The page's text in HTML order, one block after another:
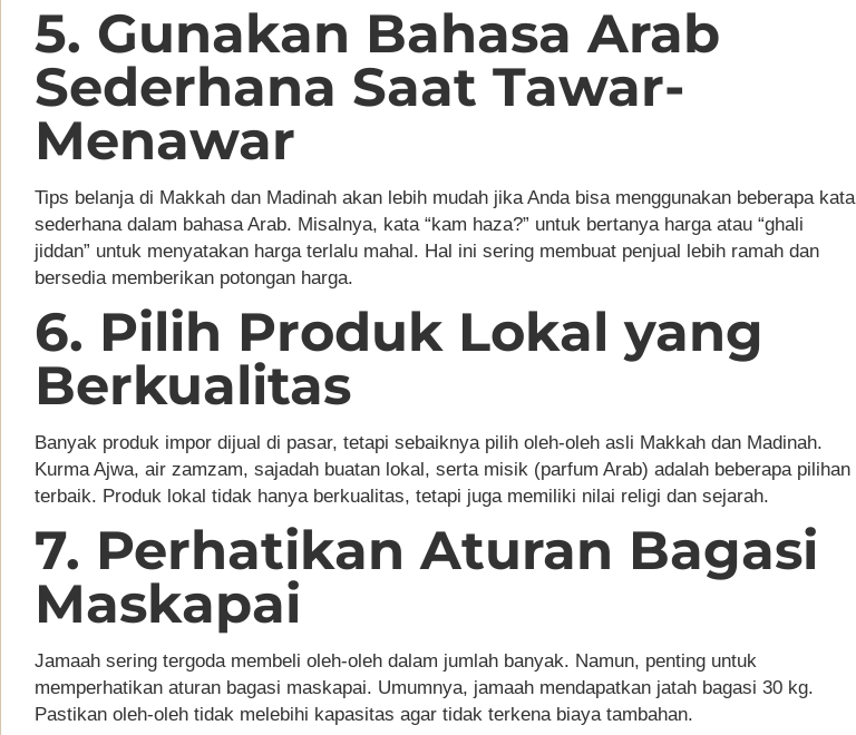
5. Gunakan Bahasa Arab
Sederhana Saat Tawar-
Menawar
Tips belanja di Makkah dan Madinah akan lebih mudah jika Anda bisa menggunakan beberapa kata
sederhana dalam bahasa Arab. Misalnya, kata “kam haza?” untuk bertanya harga atau “ghali
jiddan” untuk menyatakan harga terlalu mahal. Hal ini sering membuat penjual lebih ramah dan
bersedia memberikan potongan harga.
6. Pilih Produk Lokal yang
Berkualitas
Banyak produk impor dijual di pasar, tetapi sebaiknya pilih oleh-oleh asli Makkah dan Madinah.
Kurma Ajwa, air zamzam, sajadah buatan lokal, serta misik (parfum Arab) adalah beberapa pilihan
terbaik. Produk lokal tidak hanya berkualitas, tetapi juga memiliki nilai religi dan sejarah.
7. Perhatikan Aturan Bagasi
Maskapai
Jamaah sering tergoda membeli oleh-oleh dalam jumlah banyak. Namun, penting untuk
memperhatikan aturan bagasi maskapai. Umumnya, jamaah mendapatkan jatah bagasi 30 kg.
Pastikan oleh-oleh tidak melebihi kapasitas agar tidak terkena biaya tambahan.